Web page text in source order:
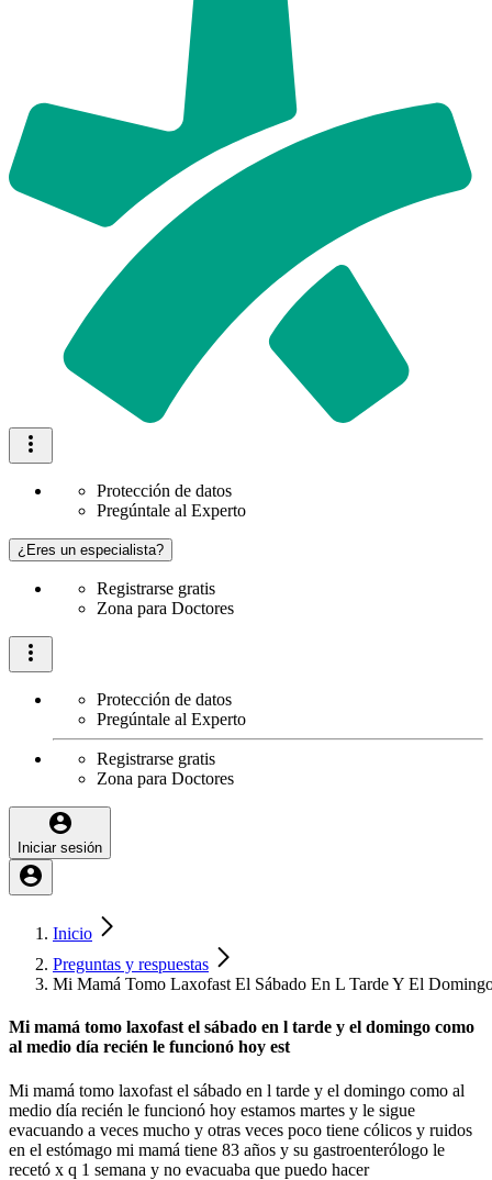
Protección de datos
Pregúntale al Experto
¿Eres un especialista?
Registrarse gratis
Zona para Doctores
Protección de datos
Pregúntale al Experto
Registrarse gratis
Zona para Doctores
Iniciar sesión
Inicio
Preguntas y respuestas
Mi Mamá Tomo Laxofast El Sábado En L Tarde Y El
Mi mamá tomo laxofast el sábado en l tarde y el domingo como
al medio día recién le funcionó hoy est
Mi mamá tomo laxofast el sábado en l tarde y el domingo como al
medio día recién le funcionó hoy estamos martes y le sigue
evacuando a veces mucho y otras veces poco tiene cólicos y ruidos
en el estómago mi mamá tiene 83 años y su gastroenterólogo le
recetó x q 1 semana y no evacuaba que puedo hacer